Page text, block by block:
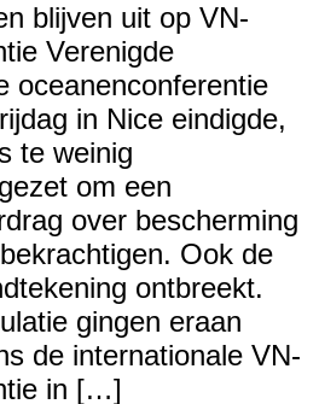
blijven uit op VN-
Verenigde
oceanenconferentie
in Nice eindigde,
te weinig
om een
over bescherming
Ook de
ontbreekt.
gingen eraan
de internationale VN-
in […]